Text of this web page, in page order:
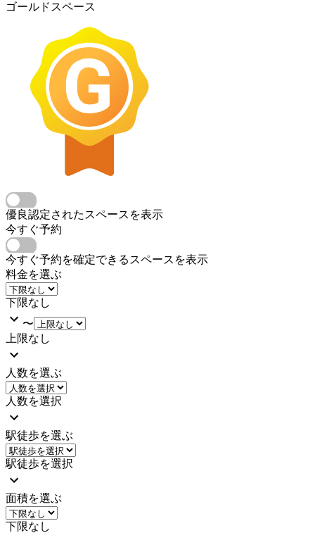
ゴールドスペース
優良認定されたスペースを表示
今すぐ予約
今すぐ予約を確定できるスペースを表示
料金を選ぶ
下限なし
〜
上限なし
人数を選ぶ
人数を選択
駅徒歩を選ぶ
駅徒歩を選択
面積を選ぶ
下限なし